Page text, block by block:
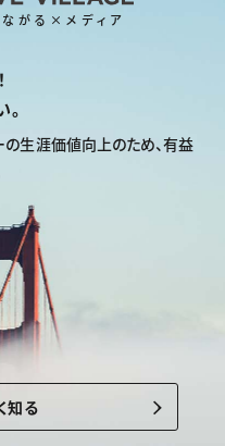
がる×メディア
の生涯価値向上のため、有益
知る